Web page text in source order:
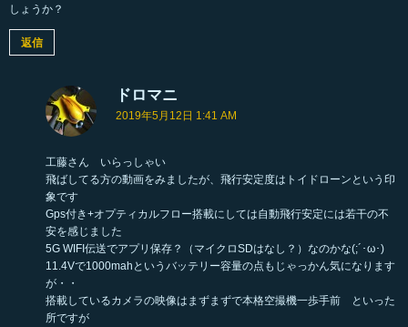
しょうか？
返信
ドロマニ
:
2019年5月12日 1:41 AM
工藤さん いらっしゃい
飛ばしてる方の動画をみましたが、飛行安定度はトイドローンという印
象です
Gps付き+オプティカルフロー搭載にしては自動飛行安定には若干の不
安を感じました
5G WIFI伝送でアプリ保存？（マイクロSDはなし？）なのかな(;´･ω･)
11.4Vで1000mahというバッテリー容量の点もじゃっかん気になります
が・・
搭載しているカメラの映像はまずまずで本格空撮機一歩手前 といった
所ですが